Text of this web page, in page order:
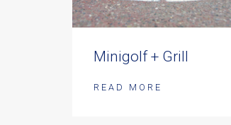
Minigolf + Grill
READ MORE